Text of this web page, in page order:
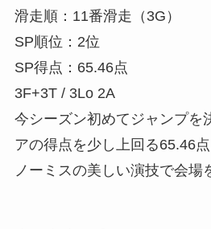
滑走順：11番滑走（3G）
SP順位：2位
SP得点：65.46点
3F+3T / 3Lo 2A
今シーズン初めてジャンプを
アの得点を少し上回る65.46点
ノーミスの美しい演技で会場